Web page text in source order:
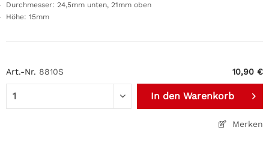
Art.-Nr. 8810S 10,90 €
In den Warenkorb
Merken
Durchmesser: 24,5mm unten, 21mm oben
Höhe: 15mm